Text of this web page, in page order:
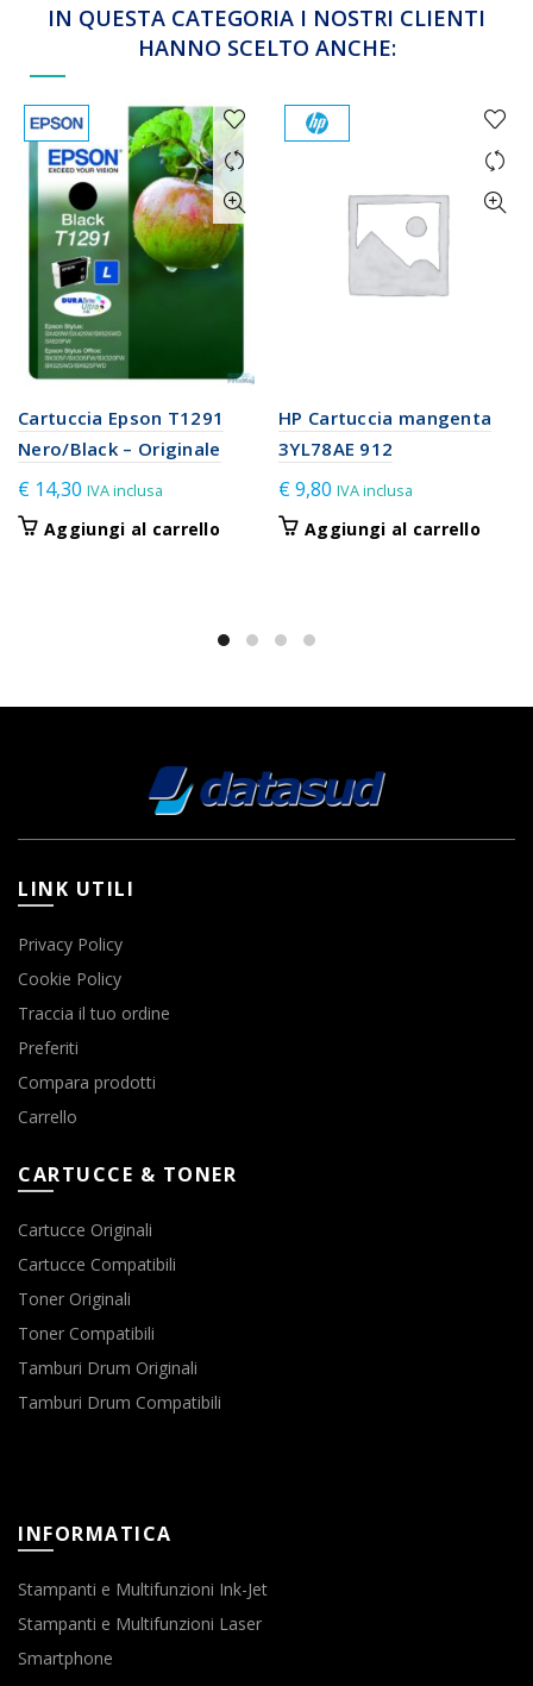
IN QUESTA CATEGORIA I NOSTRI CLIENTI
HANNO SCELTO ANCHE:
Cartuccia Epson T1291
Nero/Black – Originale
€ 14,30 IVA inclusa
Aggiungi al carrello
HP Cartuccia mangenta
3YL78AE 912
€9,80 IVA inclusa
Aggiungi al carrello
LINK UTILI
Privacy Policy
Cookie Policy
Traccia il tuo ordine
Preferiti
Compara prodotti
Carrello
CARTUCCE & TONER
Cartucce Originali
Cartucce Compatibili
Toner Originali
Toner Compatibili
Tamburi Drum Originali
Tamburi Drum Compatibili
INFORMATICA
Stampanti e Multifunzioni Ink-Jet
Stampanti e Multifunzioni Laser
Smartphone